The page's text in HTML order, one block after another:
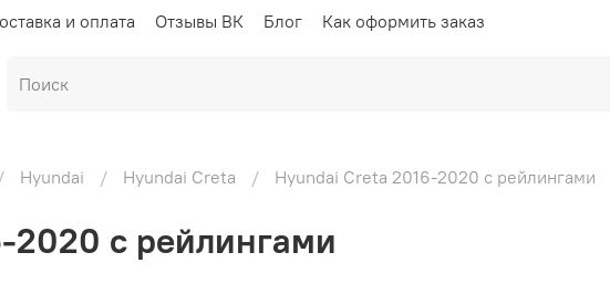
и оплата Отзывы ВК Блог Как оформить заказ
Hyundai Hyundai Creta Hyundai Creta 2016-2020 с рейлингами
2020 с рейлингами